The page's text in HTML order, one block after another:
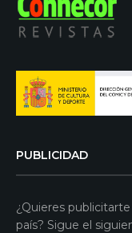
PUBLICIDAD
¿Quieres
país? Sigue el